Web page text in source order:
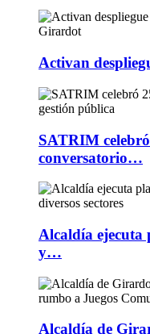
Activan
SATRIM
conversatorio…
Alcaldía ejecuta
y…
Alcaldía de